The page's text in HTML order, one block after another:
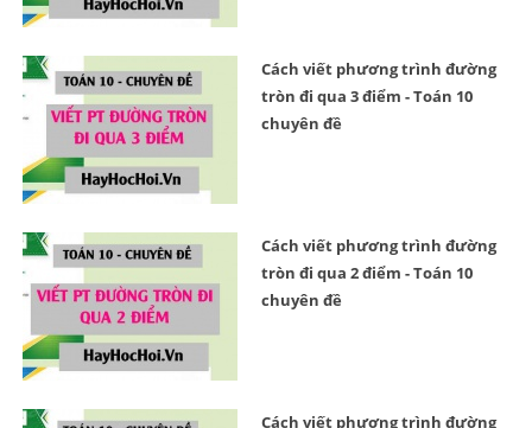
Cách viết phương trình đường
tròn đi qua 3 điểm - Toán 10
chuyên đề
Cách viết phương trình đường
tròn đi qua 2 điểm - Toán 10
chuyên đề
Cách viết phương trình đường